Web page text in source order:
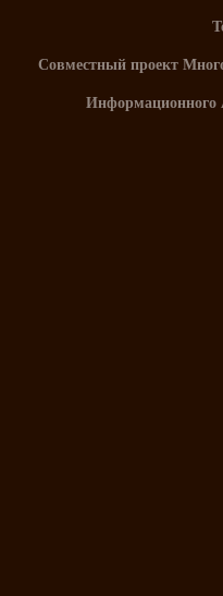
Совместный проект